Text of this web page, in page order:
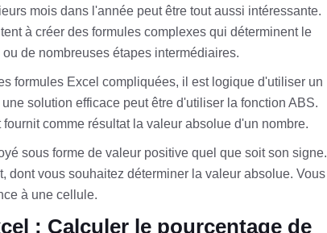
mois dans l'année peut être tout aussi intéressante.
à créer des formules complexes qui déterminent le
de nombreuses étapes intermédiaires.
formules Excel compliquées, il est logique d'utiliser un
solution efficace peut être d'utiliser la fonction ABS.
comme résultat la valeur absolue d'un nombre.
sous forme de valeur positive quel que soit son signe.
dont vous souhaitez déterminer la valeur absolue. Vous
à une cellule.
: Calculer le pourcentage de